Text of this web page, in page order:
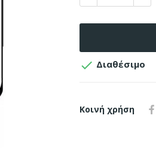
 Διαθέσιμο
Κοινή χρήση